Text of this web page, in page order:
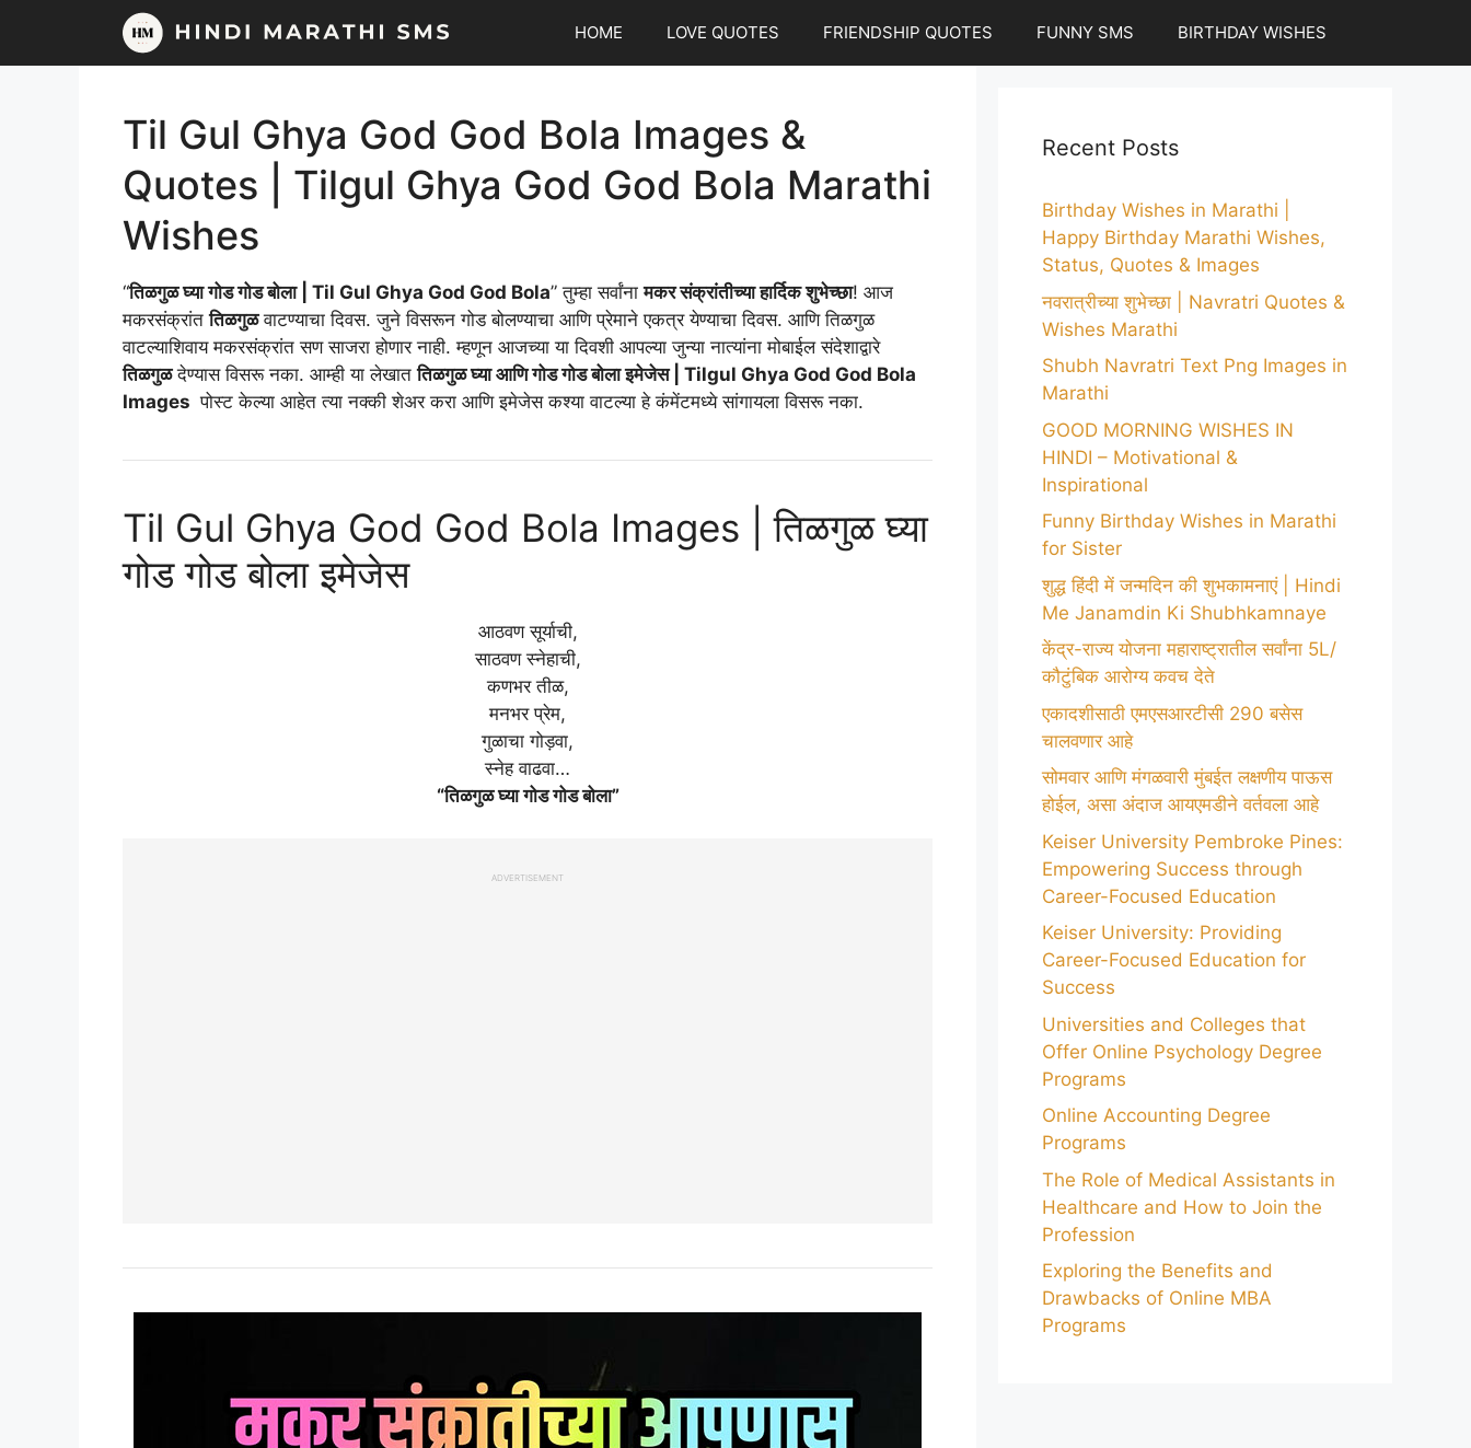
content
HOME LOVE QUOTES FRIENDSHIP QUOTES FUNNY SMS BIRTHDAY WISHES
Til Gul Ghya God God Bola Images &
Quotes | Tilgul Ghya God God Bola Marathi
Wishes
“तिळगुळ घ्या गोड गोड बोला | Til Gul Ghya God God Bola” तुम्हा सर्वांनामकर संक्रांतीच्या हार्दिक शुभेच्छा! आज
मकरसंक्रांततिळगुळवाटण्याचा दिवस. जुने विसरून गोड बोलण्याचा आणि प्रेमाने एकत्र येण्याचा दिवस. आणि तिळगुळ
वाटल्याशिवाय मकरसंक्रांत सण साजरा होणार नाही. म्हणून आजच्या या दिवशी आपल्या जुन्या नात्यांना मोबाईल संदेशाद्वारे
तिळगुळदेण्यास विसरू नका. आम्ही या लेखाततिळगुळ घ्या आणि गोड गोड बोला इमेजेस | Tilgul Ghya God God Bola
Images पोस्ट केल्या आहेत त्या नक्की शेअर करा आणि इमेजेस कश्या वाटल्या हे कंमेंटमध्ये सांगायला विसरू नका.
Til Gul Ghya God God Bola Images | तिळगुळ घ्या
गोड गोड बोला इमेजेस
आठवण सूर्याची,
साठवण स्नेहाची,
कणभर तीळ,
मनभर प्रेम,
गुळाचा गोड़वा,
स्नेह वाढवा…
“तिळगुळ घ्या गोड गोड बोला”
ADVERTISEMENT
Recent Posts
Birthday Wishes in Marathi |
Happy Birthday Marathi Wishes,
Status, Quotes & Images
नवरात्रीच्या शुभेच्छा | Navratri Quotes &
Wishes Marathi
Shubh Navratri Text Png Images in
Marathi
GOOD MORNING WISHES IN
HINDI – Motivational &
Inspirational
Funny Birthday Wishes in Marathi
for Sister
शुद्ध हिंदी में जन्मदिन की शुभकामनाएं | Hindi
Me Janamdin Ki Shubhkamnaye
केंद्र-राज्य योजना महाराष्ट्रातील सर्वांना 5L/
कौटुंबिक आरोग्य कवच देते
एकादशीसाठी एमएसआरटीसी 290 बसेस
चालवणार आहे
सोमवार आणि मंगळवारी मुंबईत लक्षणीय पाऊस
होईल, असा अंदाज आयएमडीने वर्तवला आहे
Keiser University Pembroke Pines:
Empowering Success through
Career-Focused Education
Keiser University: Providing
Career-Focused Education for
Success
Universities and Colleges that
Offer Online Psychology Degree
Programs
Online Accounting Degree
Programs
The Role of Medical Assistants in
Healthcare and How to Join the
Profession
Exploring the Benefits and
Drawbacks of Online MBA
Programs